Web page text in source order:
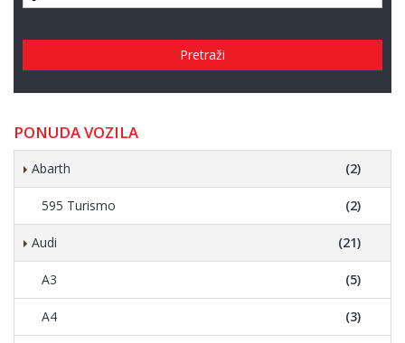
Pretraži
PONUDA VOZILA
Abarth (2)
595 Turismo (2)
Audi (21)
A3 (5)
A4 (3)